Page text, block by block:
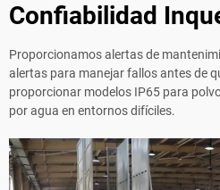
Confiabilidad
Proporcionamos alertas de
alertas para manejar fallos antes de
proporcionar modelos IP65 para
por agua en entornos difíciles.